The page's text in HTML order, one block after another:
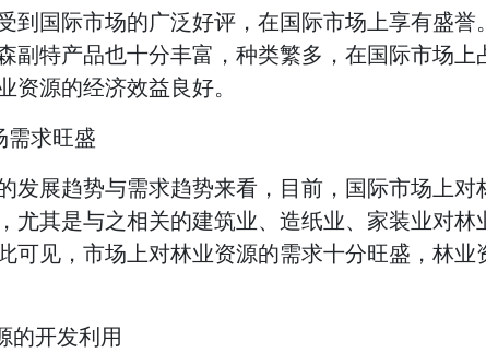
到国际市场的广泛好评，在国际市场上享有盛誉
副特产品也十分丰富，种类繁多，在国际市场上
资源的经济效益良好。
需求旺盛
发展趋势与需求趋势来看，目前，国际市场上对
尤其是与之相关的建筑业、造纸业、家装业对林
可见，市场上对林业资源的需求十分旺盛，林业
的开发利用